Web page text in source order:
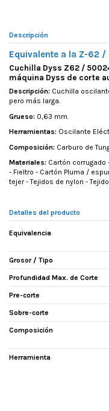
Descripción
Equivalente a la Z-62
Cuchilla Dyss Z62 /
máquina Dyss de corte
Descripción: Cuchilla
pero más larga.
Grueso: 0,63 mm.
Herramientas: Oscilante
Composición: Carburo de
Materiales: Cartón corrugado
- Fieltro - Cartón Pluma /
tejer - Tejidos de nylon -
Detalles del producto
Equivalencia
Grosor / Tipo
Profundidad Max. de Corte
Pre-corte
Sobre-corte
Composición
Herramienta